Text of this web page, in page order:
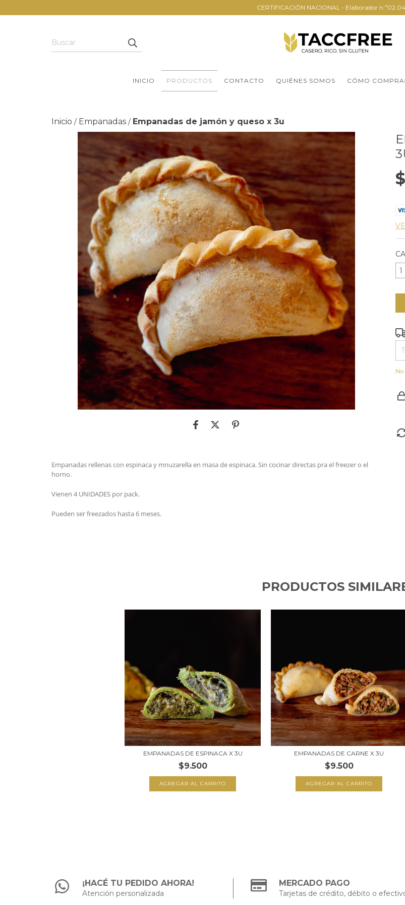
CERTIFICACIÓN NACIONAL - Elaborador
INICIO PRODUCTOS CONTACTO QUIÉNES SOMOS CÓMO
Inicio / Empanadas / Empanadas de jamón y queso x 3u
Empanadas rellenas con espinaca y mnuzarella en masa de espinaca. Sin cocinar directas pra el freezer o el
horno.
Vienen 4 UNIDADES por pack.
Pueden ser freezados hasta 6 meses.
PRODUCTOS
EMPANADAS DE ESPINACA X 3U
$9.500
EMPANADAS DE CARNE X 3U
$9.500
¡HACÉ TU PEDIDO AHORA!
Atención personalizada
MERCADO PAGO
Tarjetas de crédito, débito o